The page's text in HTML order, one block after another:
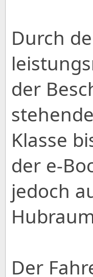
Durch
der
Klasse
der e-
jedoch
Der